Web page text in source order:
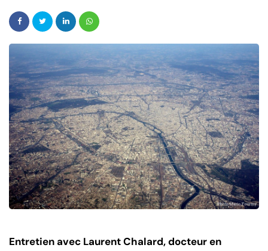
Entretien avec Laurent Chalard, docteur en